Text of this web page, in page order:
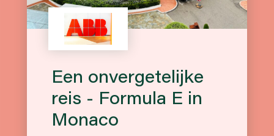
Een onvergetelijke
reis - Formula E in
Monaco